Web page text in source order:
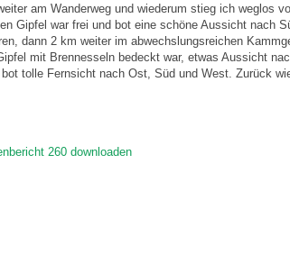
am Wanderweg und wiederum stieg ich weglos
Gipfel war frei und bot eine schöne Aussicht nach
dann 2 km weiter im abwechslungsreichen
mit Brennesseln bedeckt war, etwas Aussicht
tolle Fernsicht nach Ost, Süd und West. Zurück
260 downloaden